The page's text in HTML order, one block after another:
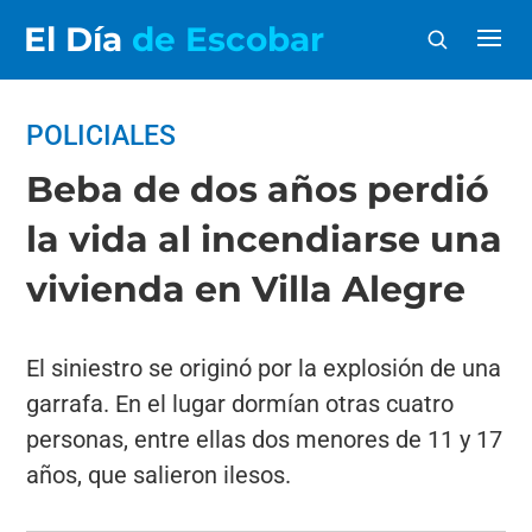
El Día de Escobar
POLICIALES
Beba de dos años perdió
la vida al incendiarse una
vivienda en Villa Alegre
El siniestro se originó por la explosión de una
garrafa. En el lugar dormían otras cuatro
personas, entre ellas dos menores de 11 y 17
años, que salieron ilesos.